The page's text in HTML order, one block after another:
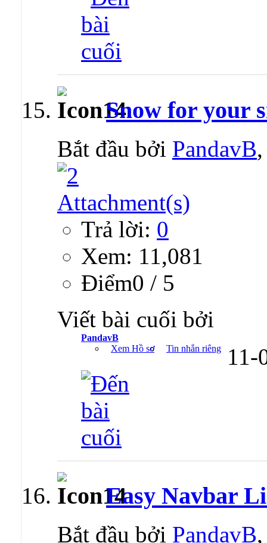
Snow for your
Bắt đầu bởi PandavB
Trả lời: 0
Xem: 11,081
Ðiểm0 / 5
Viết bài cuối bởi
PandavB
Xem Hồ sơ
Tin nhắn riêng 11-
Easy Navbar
Bắt đầu bởi PandavB